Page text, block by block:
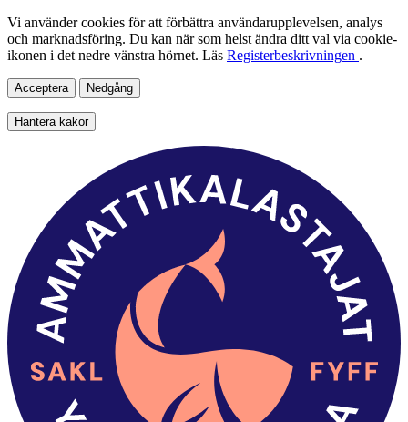
Vi använder cookies för att förbättra användarupplevelsen, analys
och marknadsföring. Du kan när som helst ändra ditt val via cookie-
ikonen i det nedre vänstra hörnet. Läs Registerbeskrivningen .
Acceptera Nedgång
Hantera kakor